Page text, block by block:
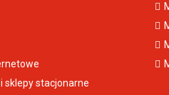
sklepy stacjonarne